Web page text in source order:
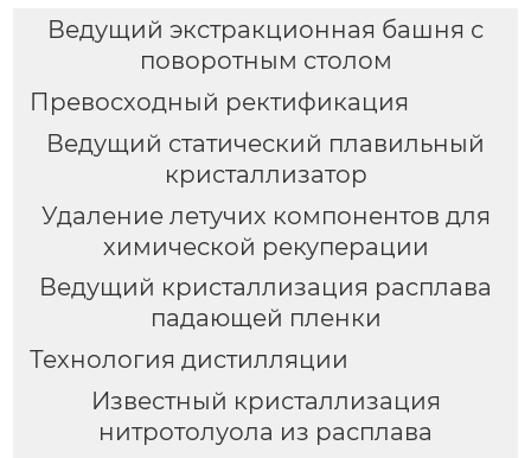
Ведущий экстракционная башня с
поворотным столом
Превосходный ректификация
Ведущий статический плавильный
кристаллизатор
Удаление летучих компонентов для
химической рекуперации
Ведущий кристаллизация расплава
падающей пленки
Технология дистилляции
Известный кристаллизация
нитротолуола из расплава